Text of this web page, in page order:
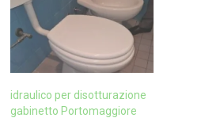
idraulico per disotturazione
gabinetto Portomaggiore